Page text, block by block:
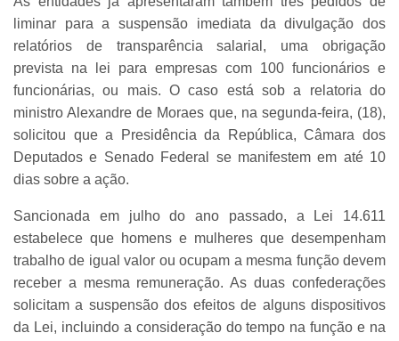
liminar para a suspensão imediata da divulgação dos
relatórios de transparência salarial, uma obrigação
prevista na lei para empresas com 100 funcionários e
funcionárias, ou mais. O caso está sob a relatoria do
ministro Alexandre de Moraes que, na segunda-feira, (18),
solicitou que a Presidência da República, Câmara dos
Deputados e Senado Federal se manifestem em até 10
dias sobre a ação.
Sancionada em julho do ano passado, a Lei 14.611
estabelece que homens e mulheres que desempenham
trabalho de igual valor ou ocupam a mesma função devem
receber a mesma remuneração. As duas confederações
solicitam a suspensão dos efeitos de alguns dispositivos
da Lei, incluindo a consideração do tempo na função e na